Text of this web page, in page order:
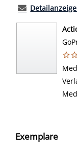
Exemplare